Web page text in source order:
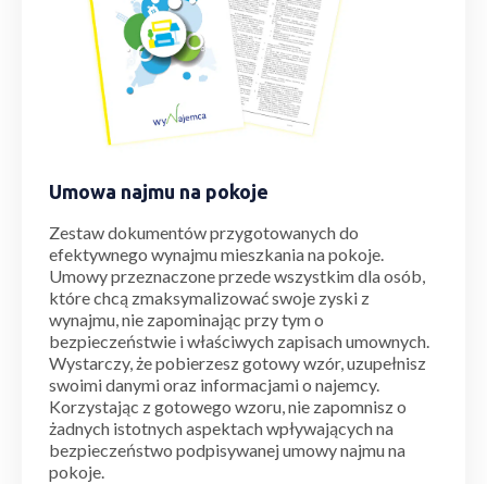
Umowa najmu na pokoje
Zestaw dokumentów przygotowanych do
efektywnego wynajmu mieszkania na pokoje.
Umowy przeznaczone przede wszystkim dla osób,
które chcą zmaksymalizować swoje zyski z
wynajmu, nie zapominając przy tym o
bezpieczeństwie i właściwych zapisach umownych.
Wystarczy, że pobierzesz gotowy wzór, uzupełnisz
swoimi danymi oraz informacjami o najemcy.
Korzystając z gotowego wzoru, nie zapomnisz o
żadnych istotnych aspektach wpływających na
bezpieczeństwo podpisywanej umowy najmu na
pokoje.